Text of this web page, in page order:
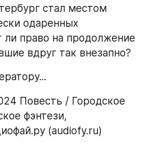
стал местом
одаренных
право на продолжение
вдруг так внезапно?
Повесть / Городское
фэнтези,
(audiofy.ru)